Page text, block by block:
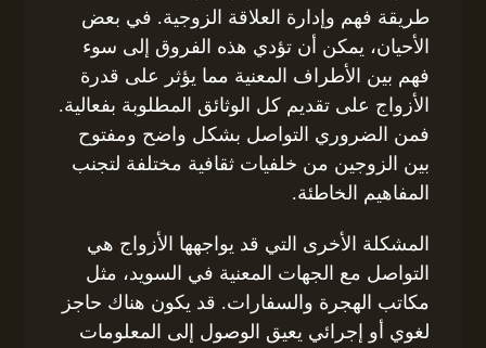
طريقة فهم وإدارة العلاقة الزوجية. في بعض
الأحيان، يمكن أن تؤدي هذه الفروق إلى سوء
فهم بين الأطراف المعنية مما يؤثر على قدرة
الأزواج على تقديم كل الوثائق المطلوبة بفعالية.
فمن الضروري التواصل بشكل واضح ومفتوح
بين الزوجين من خلفيات ثقافية مختلفة لتجنب
المفاهيم الخاطئة.
المشكلة الأخرى التي قد يواجهها الأزواج هي
التواصل مع الجهات المعنية في السويد، مثل
مكاتب الهجرة والسفارات. قد يكون هناك حاجز
لغوي أو إجرائي يعيق الوصول إلى المعلومات